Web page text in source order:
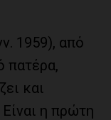
1959), από
πατέρα,
και
η πρώτη